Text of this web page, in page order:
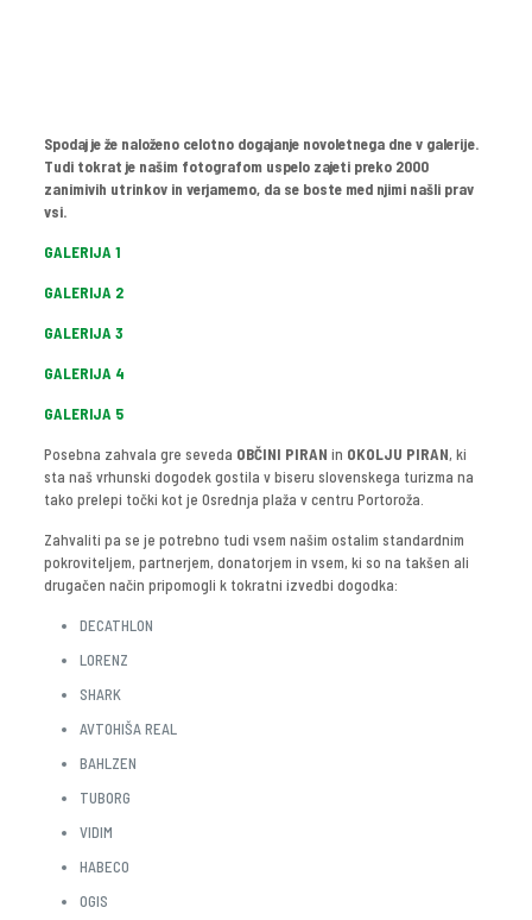
Spodaj je že naloženo celotno dogajanje novoletnega dne v galerije.
Tudi tokrat je našim fotografom uspelo zajeti preko 2000
zanimivih utrinkov in verjamemo, da se boste med njimi našli prav
vsi.
GALERIJA 1
GALERIJA 2
GALERIJA 3
GALERIJA 4
GALERIJA 5
Posebna zahvala gre seveda OBČINI PIRAN in OKOLJU PIRAN, ki
sta naš vrhunski dogodek gostila v biseru slovenskega turizma na
tako prelepi točki kot je Osrednja plaža v centru Portoroža.
Zahvaliti pa se je potrebno tudi vsem našim ostalim standardnim
pokroviteljem, partnerjem, donatorjem in vsem, ki so na takšen ali
drugačen način pripomogli k tokratni izvedbi dogodka:
DECATHLON
LORENZ
SHARK
AVTOHIŠA REAL
BAHLZEN
TUBORG
VIDIM
HABECO
OGIS